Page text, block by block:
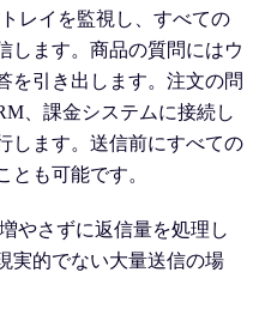
レイを監視し、すべての
します。商品の質問にはウ
を引き出します。注文の問
、課金システムに接続し
します。送信前にすべての
とも可能です。
やさずに返信量を処理し
実的でない大量送信の場